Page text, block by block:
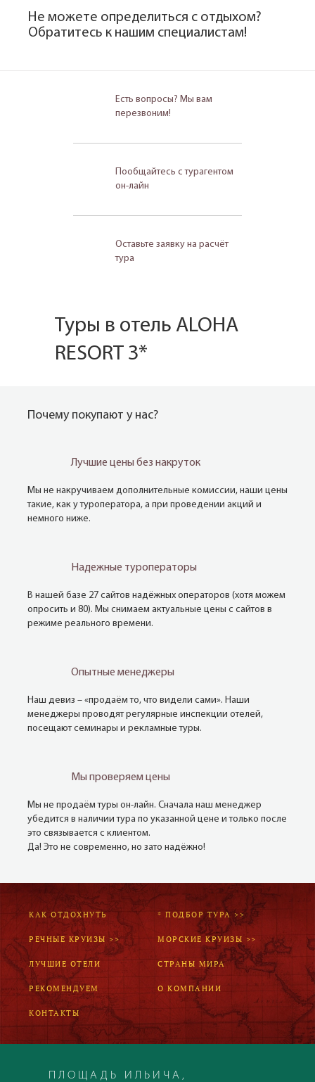
Не можете определиться с отдыхом?
Обратитесь к нашим специалистам!
Есть вопросы? Мы вам
перезвоним!
Пообщайтесь с турагентом
он-лайн
Оставьте заявку на расчёт
тура
Туры в отель ALOHA
RESORT 3*
Почему покупают у нас?
Лучшие цены без накруток
Мы не накручиваем дополнительные комиссии, наши цены
такие, как у туроператора, а при проведении акций и
немного ниже.
Надежные туроператоры
В нашей базе 27 сайтов надёжных операторов (хотя можем
опросить и 80). Мы снимаем актуальные цены с сайтов в
режиме реального времени.
Опытные менеджеры
Наш девиз – «продаём то, что видели сами». Наши
менеджеры проводят регулярные инспекции отелей,
посещают семинары и рекламные туры.
Мы проверяем цены
Мы не продаём туры он-лайн. Сначала наш менеджер
убедится в наличии тура по указанной цене и только после
это связывается с клиентом.
Да! Это не современно, но зато надёжно!
КАК ОТДОХНУТЬ * ПОДБОР ТУРА >>
РЕЧНЫЕ КРУИЗЫ >> МОРСКИЕ КРУИЗЫ >>
ЛУЧШИЕ ОТЕЛИ СТРАНЫ МИРА
РЕКОМЕНДУЕМ О КОМПАНИИ
КОНТАКТЫ
ПЛОЩАДЬ ИЛЬИЧА,